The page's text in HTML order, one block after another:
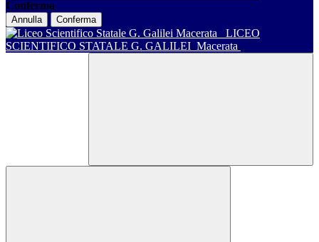
Conferma
Annulla Conferma
LICEO
SCIENTIFICO STATALE G. GALILEI Macerata